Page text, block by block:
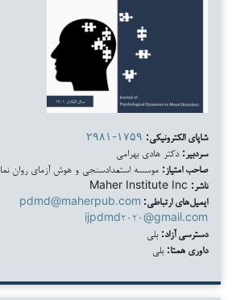
شاپای الکترونیکی: ۲۹۸۱-۱۷۵۹
سردبیر: دکتر هادی بهرامی
صاحب امتیاز: موسسه استعدادسنجی و هوش آزمای روان نما
ناشر:
ایمیل‌های ارتباطی: pdmd@maherpub.com
ijpdmd۲۰۲۰@gmail.com
دسترسی آزاد: بلی
داوری همتا: بلی